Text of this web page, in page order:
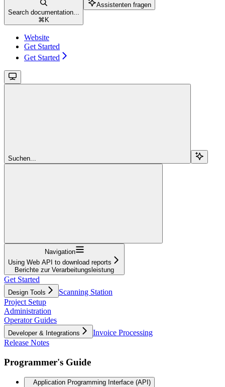
Search documentation...
⌘ K
Assistenten fragen
Website
Get Started
Get Started
Suchen...
Navigation
Using Web API to download reports
Berichte zur Verarbeitungsleistung
Get Started
Design Tools
Scanning Station
Project Setup
Administration
Operator Guides
Developer & Integrations
Invoice Processing
Release Notes
Programmer's Guide
Application Programming Interface (API)